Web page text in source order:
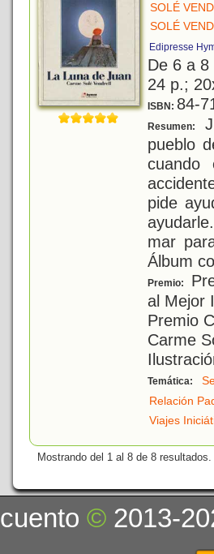
SOLÉ
SOLÉ
Edipresse
De 6 a
24 p.;
ISBN: 84-
Resumen:
pueblo
pide
mar
Álbum
Premio:
al Mejor
Premio
Carme
Temática:
Relación
Viajes
Mostrando del 1 al 8 de 8 resultados.
cuento© 2013-